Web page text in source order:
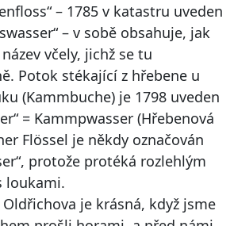
– 1785 v katastru uveden
– v sobě obsahuje, jak
včely, jichž se tu
Potok stékající z hřebene u
(Kammbuche) je 1798 uveden
= Kammpwasser (Hřebenová
Flössel je někdy označován
protože protéká rozlehlým
loukami.
je krásná, když jsme